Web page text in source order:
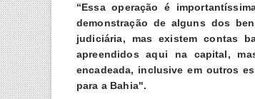
“Essa operação é
demonstração de alguns dos
judiciária, mas existem contas
apreendidos aqui na capital,
encadeada, inclusive em outros
para a Bahia".